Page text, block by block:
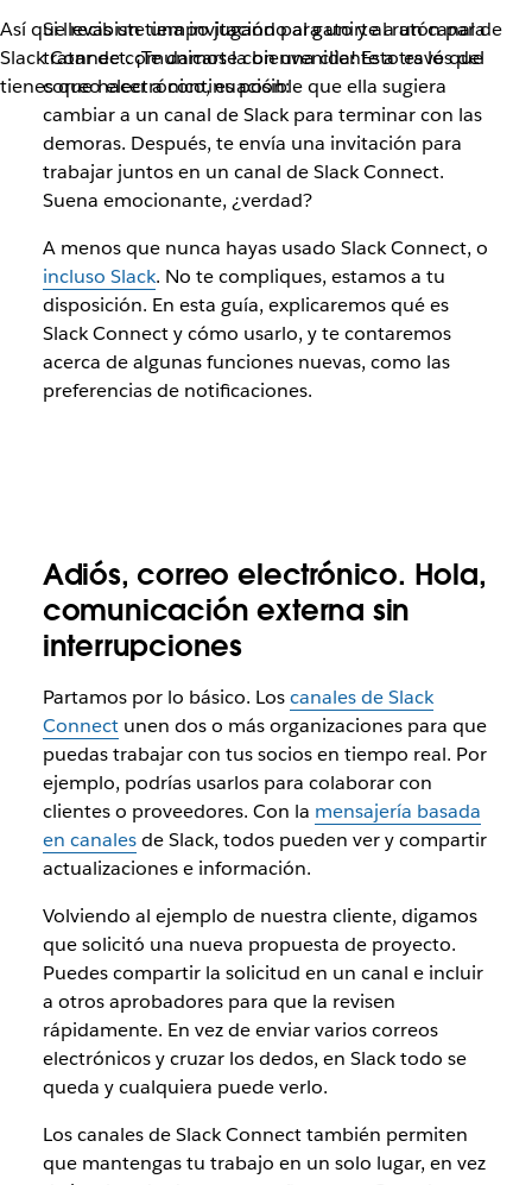
Así que recibiste una invitación para unirte a un canal de
Slack Connect. ¡Te damos la bienvenida! Esto es lo que
tienes que hacer a continuación:
Si llevas un tiempo jugando al gato y al ratón para
tratar de comunicarte con una cliente a través del
correo electrónico, es posible que ella sugiera
cambiar a un canal de Slack para terminar con las
demoras. Después, te envía una invitación para
trabajar juntos en un canal de Slack Connect.
Suena emocionante, ¿verdad?
A menos que nunca hayas usado Slack Connect, o
incluso Slack. No te compliques, estamos a tu
disposición. En esta guía, explicaremos qué es
Slack Connect y cómo usarlo, y te contaremos
acerca de algunas funciones nuevas, como las
preferencias de notificaciones.
Adiós, correo electrónico. Hola,
comunicación externa sin
interrupciones
Partamos por lo básico. Loscanales de Slack
Connectunen dos o más organizaciones para que
puedas trabajar con tus socios en tiempo real. Por
ejemplo, podrías usarlos para colaborar con
clientes o proveedores. Con la mensajería basada
en canalesde Slack, todos pueden ver y compartir
actualizaciones e información.
Volviendo al ejemplo de nuestra cliente, digamos
que solicitó una nueva propuesta de proyecto.
Puedes compartir la solicitud en un canal e incluir
a otros aprobadores para que la revisen
rápidamente. En vez de enviar varios correos
electrónicos y cruzar los dedos, en Slack todo se
queda y cualquiera puede verlo.
Los canales de Slack Connect también permiten
que mantengas tu trabajo en un solo lugar, en vez